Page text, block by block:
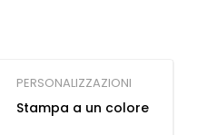
PERSONALIZZAZIONI
Stampa a un colore